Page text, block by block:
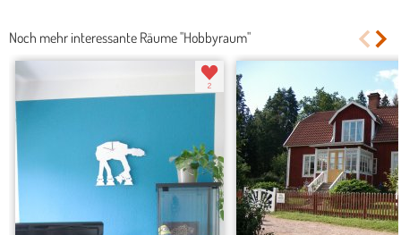
Noch mehr interessante Räume "Hobbyraum"
2